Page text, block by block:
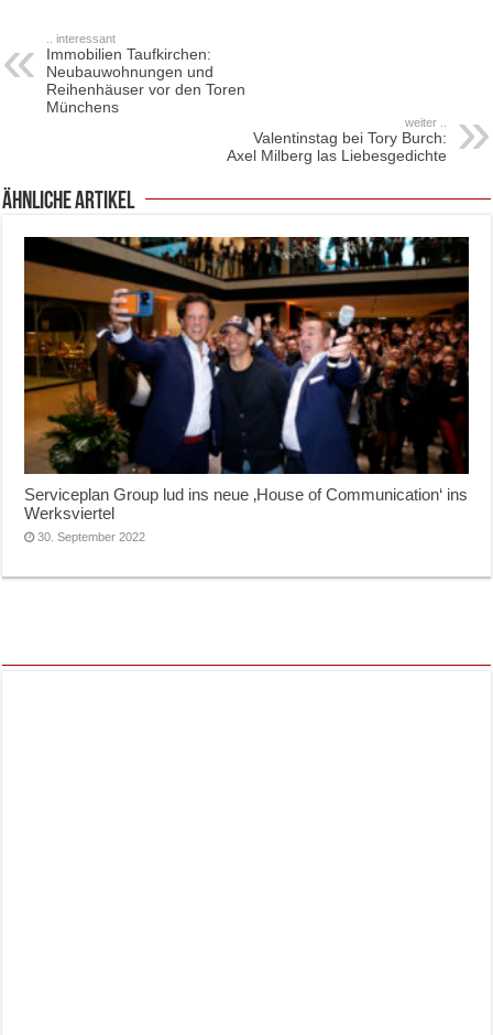
.. interessant
Immobilien Taufkirchen:
Neubauwohnungen und
Reihenhäuser vor den Toren
Münchens
weiter ..
Valentinstag bei Tory Burch:
Axel Milberg las Liebesgedichte
ähnliche Artikel
Serviceplan Group lud ins neue ‚House of Communication‘ ins
Werksviertel
30. September 2022